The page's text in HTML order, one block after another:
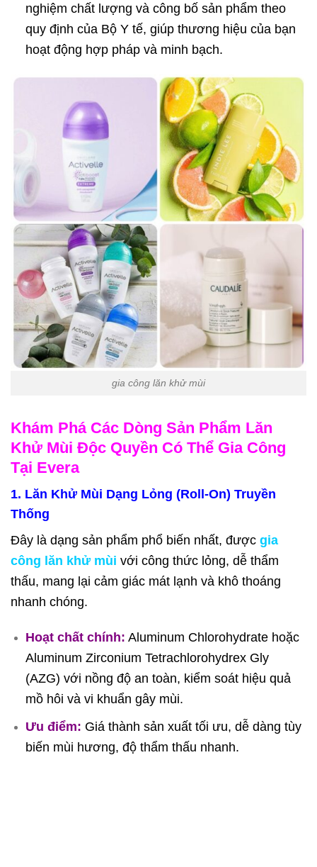
nghiệm chất lượng và công bố sản phẩm theo
quy định của Bộ Y tế, giúp thương hiệu của bạn
hoạt động hợp pháp và minh bạch.
gia công lăn khử mùi
Khám Phá Các Dòng Sản Phẩm Lăn
Khử Mùi Độc Quyền Có Thể Gia Công
Tại Evera
1. Lăn Khử Mùi Dạng Lỏng (Roll-On) Truyền
Thống
Đây là dạng sản phẩm phổ biến nhất, được gia
công lăn khử mùi với công thức lỏng, dễ thẩm
thấu, mang lại cảm giác mát lạnh và khô thoáng
nhanh chóng.
Hoạt chất chính: Aluminum Chlorohydrate hoặc
Aluminum Zirconium Tetrachlorohydrex Gly
(AZG) với nồng độ an toàn, kiểm soát hiệu quả
mồ hôi và vi khuẩn gây mùi.
Ưu điểm: Giá thành sản xuất tối ưu, dễ dàng tùy
biến mùi hương, độ thẩm thấu nhanh.